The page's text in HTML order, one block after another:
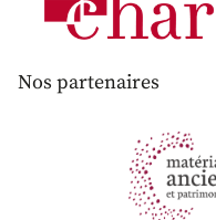
Nos partenaires